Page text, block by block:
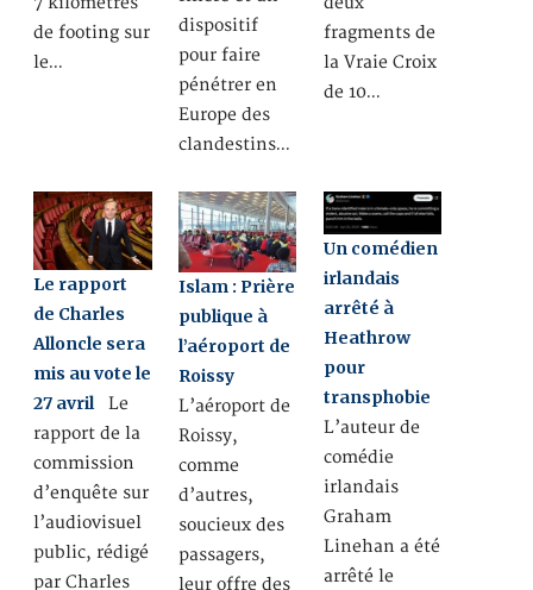
de footing sur
le…
dispositif
pour faire
pénétrer en
Europe des
clandestins…
fragments de
la Vraie Croix
de 10…
Le rapport
de Charles
Alloncle sera
mis au vote le
27 avrilLe
rapport de la
commission
d’enquête sur
l’audiovisuel
public, rédigé
par Charles
Islam : Prière
publique à
l’aéroport de
Roissy
L’aéroport de
Roissy,
comme
d’autres,
soucieux des
passagers,
leur offre des
Un comédien
irlandais
arrêté à
Heathrow
pour
transphobie
L’auteur de
comédie
irlandais
Graham
Linehan a été
arrêté le